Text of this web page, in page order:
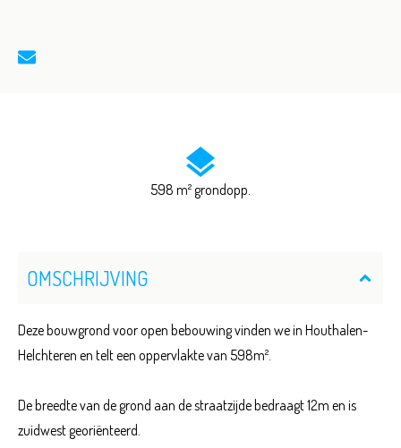
598 m² grondopp.
OMSCHRIJVING
Deze bouwgrond voor open bebouwing vinden we in Houthalen-
Helchteren en telt een oppervlakte van 598m².
De breedte van de grond aan de straatzijde bedraagt 12m en is
zuidwest georiënteerd.